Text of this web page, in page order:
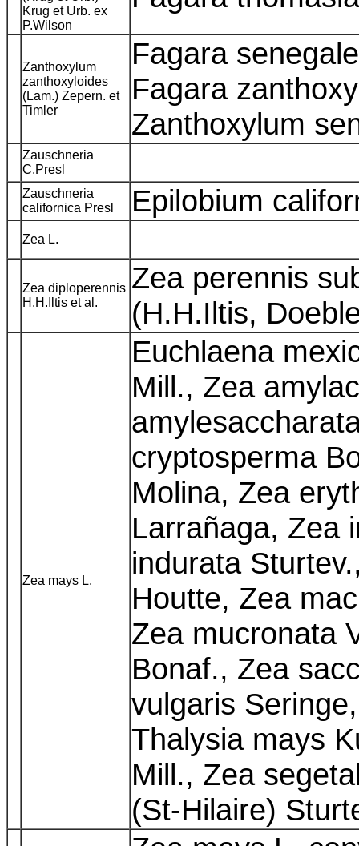
Krug et Urb. ex
P.Wilson
Zanthoxylum
zanthoxyloides
(Lam.) Zepern. et
Timler
Fagara
Fagara
Zanthoxylum
Zauschneria
C.Presl
Zauschneria
californica Presl
Epilobium
Zea L.
Zea diploperennis
H.H.Iltis et al.
Zea perennis
(H.H.Iltis,
Zea mays L.
Euchlaena
Mill., Zea
cryptosperma
Molina, Zea
Larrañaga, Zea
indurata
Houtte, Zea
Zea mucronata
Bonaf., Zea
vulgaris
Thalysia mays
Mill., Zea
(St-Hilaire)